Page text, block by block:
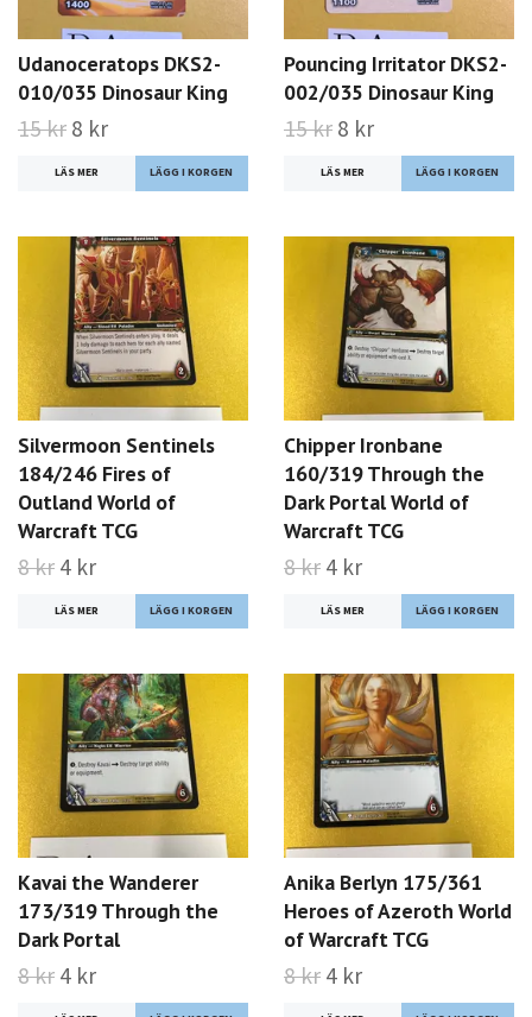
Udanoceratops DKS2-
010/035 Dinosaur King
15 kr 8 kr
LÄS MER
Pouncing Irritator DKS2-
002/035 Dinosaur King
15 kr 8 kr
LÄS MER
Silvermoon Sentinels
184/246 Fires of
Outland World of
Warcraft TCG
8 kr 4 kr
LÄS MER
Chipper Ironbane
160/319 Through the
Dark Portal World of
Warcraft TCG
8 kr 4 kr
LÄS MER
Kavai the Wanderer
173/319 Through the
Dark Portal
8 kr 4 kr
Anika Berlyn 175/361
Heroes of Azeroth World
of Warcraft TCG
8 kr 4 kr